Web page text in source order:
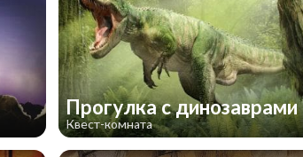
Прогулка с динозаврами
Квест-комната